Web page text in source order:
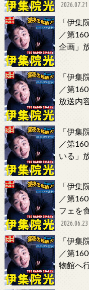
2026.07.21
「伊集
／第
企画」
「伊集
／第
放送内
「伊集
／第
いる」
「伊集
／第
フェを
2026.06.23
「伊集
／第
物館へ